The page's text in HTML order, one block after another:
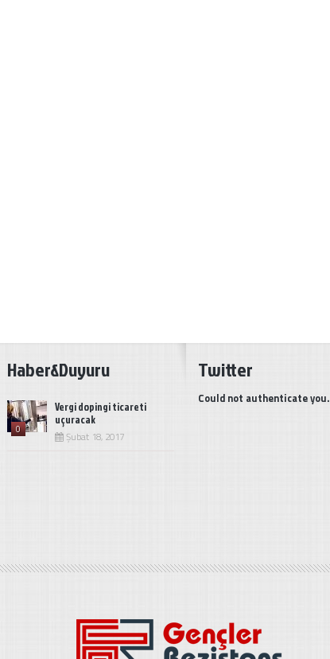
Haber&Duyuru
0
Vergi dopingi ticareti
uçuracak
Şubat 18, 2017
Twitter
Could not authenticate you.